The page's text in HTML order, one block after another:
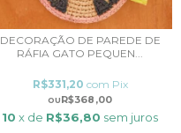
DECORAÇÃO DE PAREDE DE
RÁFIA GATO PEQUEN...
R$368,00
R$331,20 com Pix
10 x de R$36,80 sem juros